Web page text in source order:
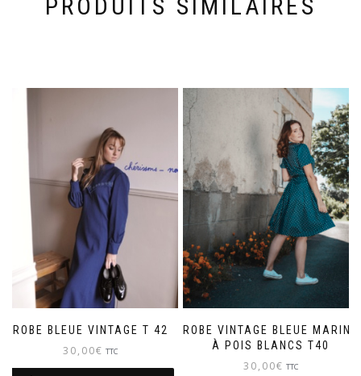
PRODUITS SIMILAIRES
ROBE BLEUE VINTAGE T 42
30,00€ TTC
ROBE VINTAGE BLEUE MARINE
À POIS BLANCS T40
30,00€ TTC